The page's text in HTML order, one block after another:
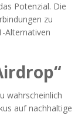
Potenzial. Die
zu
Alternativen
wahrscheinlich
auf nachhaltige